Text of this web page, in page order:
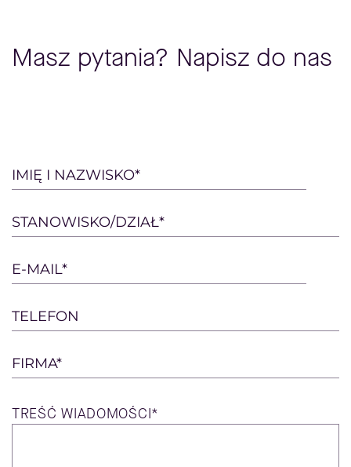
Masz pytania? Napisz do nas
Please
this
field
empty.
IMIĘ I NAZWISKO*
STANOWISKO/DZIAŁ*
E-MAIL*
TELEFON
FIRMA*
TREŚĆ WIADOMOŚCI*